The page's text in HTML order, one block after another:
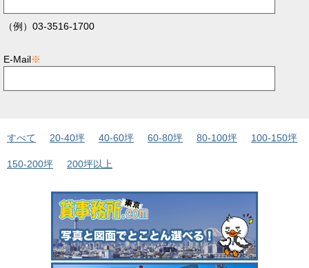
（例）03-3516-1700
E-Mail※
すべて 20-40坪 40-60坪 60-80坪 80-100坪 100-150坪
150-200坪 200坪以上